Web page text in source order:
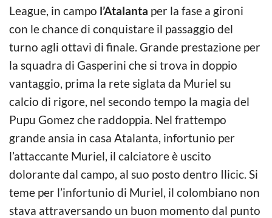
League, in campo l’Atalanta per la fase a gironi
con le chance di conquistare il passaggio del
turno agli ottavi di finale. Grande prestazione per
la squadra di Gasperini che si trova in doppio
vantaggio, prima la rete siglata da Muriel su
calcio di rigore, nel secondo tempo la magia del
Pupu Gomez che raddoppia. Nel frattempo
grande ansia in casa Atalanta, infortunio per
l’attaccante Muriel, il calciatore è uscito
dolorante dal campo, al suo posto dentro Ilicic. Si
teme per l’infortunio di Muriel, il colombiano non
stava attraversando un buon momento dal punto